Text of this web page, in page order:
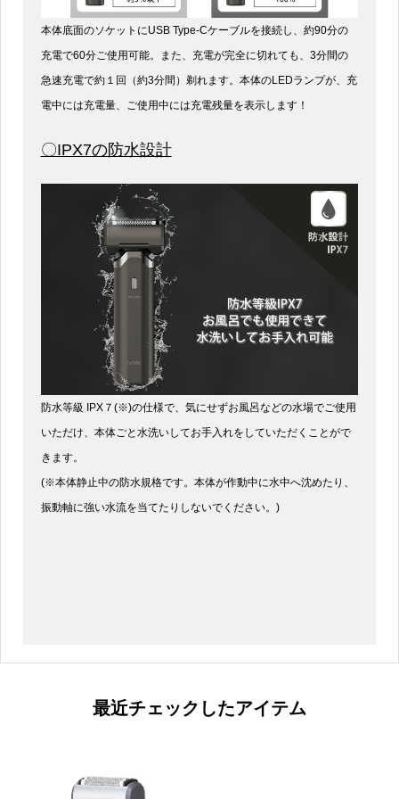
本体底面のソケットにUSB Type-Cケーブルを接続し、約90分の
充電で60分ご使用可能。また、充電が完全に切れても、3分間の
急速充電で約１回（約3分間）剃れます。本体のLEDランプが、充
電中には充電量、ご使用中には充電残量を表示します！
〇IPX7の防水設計
防水等級 IPX７(※)の仕様で、気にせずお風呂などの水場でご使用
いただけ、本体ごと水洗いしてお手入れをしていただくことがで
きます。
(※本体静止中の防水規格です。本体が作動中に水中へ沈めたり、
振動軸に強い水流を当てたりしないでください。)
最近チェックしたアイテム